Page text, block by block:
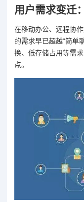
用户需求变迁
在移动办公、远程协
的需求早已超越“简单
换、低存储占用等需
点。